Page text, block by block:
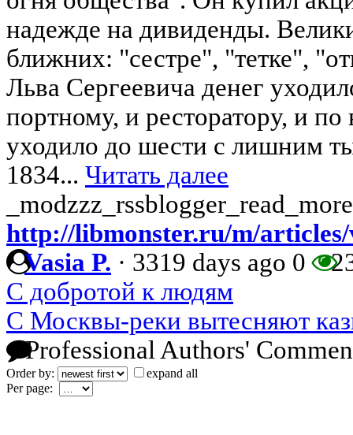
надежде на дивиденды.
ближних: "сестре", "тетке",
Льва Сергеевича денег
портному, и ресторатору, и
уходило до шести с лишним
1834... Читать далее
_modzzz_rssblogger_read_more
http://libmonster.ru/m/
Vasia P. · 3319 days ago 0
С добротой к людям
С Москвы-реки вытесняют
Professional Authors'
Order by:
expand all
Per page: